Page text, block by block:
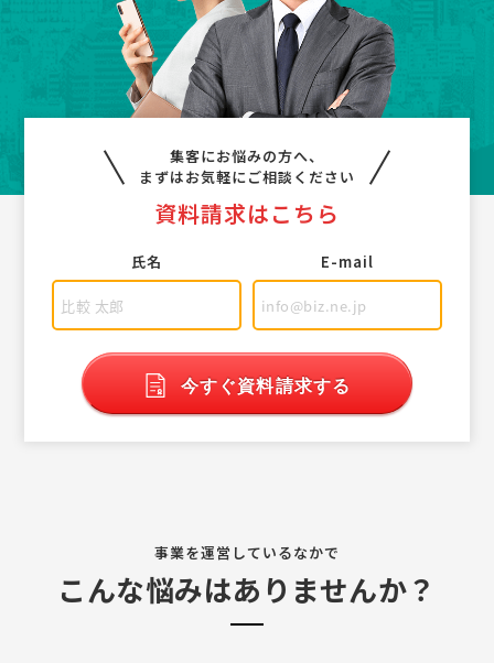
集客にお悩みの方へ、
まずはお気軽にご相談ください
資料請求はこちら
氏名 E-mail
今すぐ資料請求する
事業を運営しているなかで
こんな悩みはありませんか？